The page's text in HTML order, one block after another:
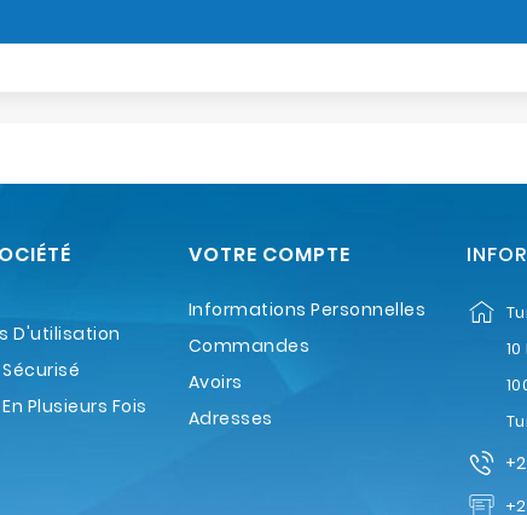
D'utilisation
Plusieurs Fois
VOTRE COMPTE
Informations Personnelles
Commandes
Avoirs
Adresses